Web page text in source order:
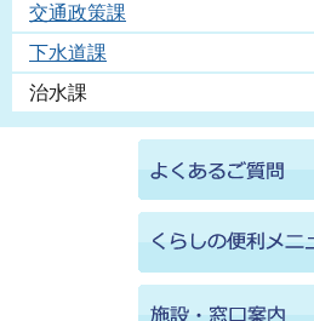
交通政策課
下水道課
治水課